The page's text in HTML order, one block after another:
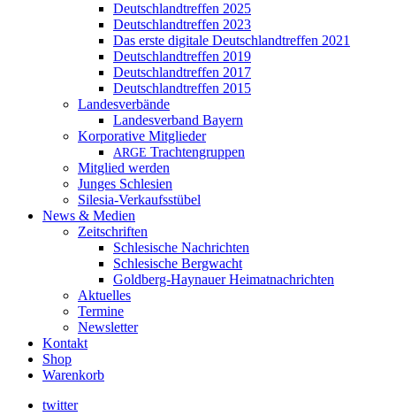
Deutschlandtreffen 2025
Deutschlandtreffen 2023
Das erste digitale Deutschlandtreffen 2021
Deutschlandtreffen 2019
Deutschlandtreffen 2017
Deutschlandtreffen 2015
Landesverbände
Landesverband Bayern
Korporative Mitglieder
ARGE Trachtengruppen
Mitglied werden
Junges Schlesien
Silesia-Verkaufsstübel
News & Medien
Zeitschriften
Schlesische Nachrichten
Schlesische Bergwacht
Goldberg-Haynauer Heimatnachrichten
Aktuelles
Termine
Newsletter
Kontakt
Shop
Warenkorb
twitter